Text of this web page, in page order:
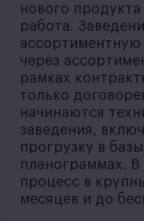
нового
работа.
ассортиментную
через
рамках
только
начинаются
заведения,
прогрузку в
планограммах.
процесс в
месяцев и до